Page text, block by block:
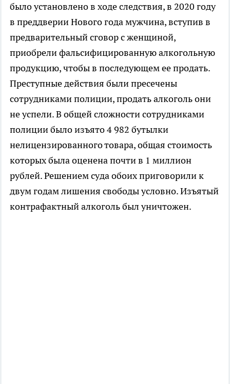
было установлено в ходе следствия, в 2020 году
в преддверии Нового года мужчина, вступив в
предварительный сговор с женщиной,
приобрели фальсифицированную алкогольную
продукцию, чтобы в последующем ее продать.
Преступные действия были пресечены
сотрудниками полиции, продать алкоголь они
не успели. В общей сложности сотрудниками
полиции было изъято 4 982 бутылки
нелицензированного товара, общая стоимость
которых была оценена почти в 1 миллион
рублей. Решением суда обоих приговорили к
двум годам лишения свободы условно. Изъятый
контрафактный алкоголь был уничтожен.